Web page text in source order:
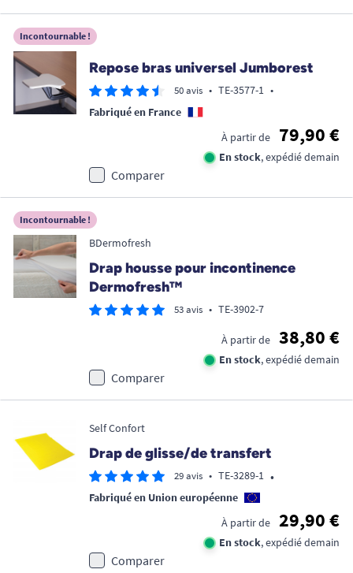
Incontournable !
Repose bras universel Jumborest
50 avis • TE-3577-1 •
Fabriqué en France
À partir de
79,90 €
En stock, expédié demain
Comparer
Incontournable !
BDermofresh
Drap housse pour incontinence
Dermofresh™
53 avis • TE-3902-7
À partir de 38,80 €
En stock, expédié demain
Comparer
Self Confort
Drap de glisse/de transfert
29 avis • TE-3289-1 •
Fabriqué en Union européenne
À partir de
29,90 €
En stock, expédié demain
Comparer